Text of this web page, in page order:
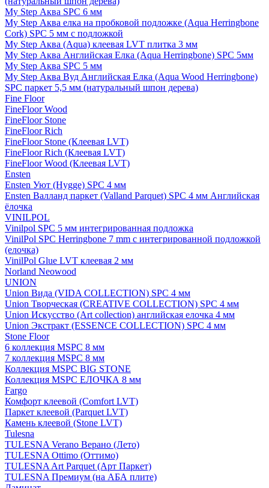
My Step Аква SPC 6 мм
My Step Аква елка на пробковой подложке (Aqua Herringbone
Cork) SPC 5 мм с подложкой
My Step Аква (Aqua) клеевая LVT плитка 3 мм
My Step Аква Английская Елка (Aqua Herringbone) SPC 5мм
My Step Аква SPC 5 мм
My Step Аква Вуд Английская Елка (Aqua Wood Herringbone)
SPC паркет 5,5 мм (натуральный шпон дерева)
Fine Floor
FineFloor Wood
FineFloor Stone
FineFloor Rich
FineFloor Stone (Клеевая LVT)
FineFloor Rich (Клеевая LVT)
FineFloor Wood (Клеевая LVT)
Ensten
Ensten Уют (Hygge) SPC 4 мм
Ensten Валланд паркет (Valland Parquet) SPC 4 мм Английская
ёлочка
VINILPOL
Vinilpol SPC 5 мм интегрированная подложка
VinilPol SPC Herringbone 7 mm с интегрированной подложкой
(елочка)
VinilPol Glue LVT клеевая 2 мм
Norland Neowood
UNION
Union Вида (VIDA COLLECTION) SPC 4 мм
Union Творческая (CREATIVE COLLECTION) SPC 4 мм
Union Искусство (Art collection) английская елочка 4 мм
Union Экстракт (ESSENCE COLLECTION) SPC 4 мм
Stone Floor
6 коллекция MSPC 8 мм
7 коллекция MSPC 8 мм
Коллекция MSPC BIG STONE
Коллекция MSPC ЕЛОЧКА 8 мм
Fargo
Комфорт клеевой (Comfort LVT)
Паркет клеевой (Parquet LVT)
Камень клеевой (Stone LVT)
Tulesna
TULESNA Verano Верано (Лето)
TULESNA Ottimo (Оттимо)
TULESNA Art Parquet (Арт Паркет)
TULESNA Премиум (на АБА плите)